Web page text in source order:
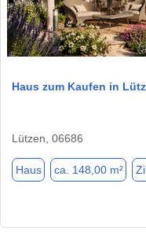
Haus zum Kaufen in
Lützen, 06686
Haus ca. 148,00 m²